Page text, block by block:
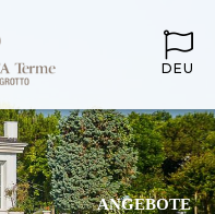
ANGEBOTE
DEU